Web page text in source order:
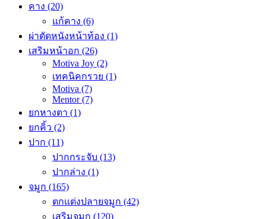
คาง (20)
แก้คาง (6)
ผ่าตัดหนังหน้าท้อง (1)
เสริมหน้าอก (26)
Motiva Joy (2)
เทคนิคกรวย (1)
Motiva (7)
Mentor(7)
ยกหางตา (1)
ยกคิ้ว (2)
ปาก (11)
ปากกระจับ (13)
ปากล่าง (1)
จมูก (165)
ตกแต่งปลายจมูก (42)
เสริมจมูก (120)